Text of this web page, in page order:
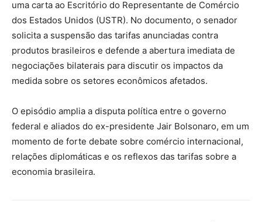
uma carta ao Escritório do Representante de Comércio
dos Estados Unidos (USTR). No documento, o senador
solicita a suspensão das tarifas anunciadas contra
produtos brasileiros e defende a abertura imediata de
negociações bilaterais para discutir os impactos da
medida sobre os setores econômicos afetados.
O episódio amplia a disputa política entre o governo
federal e aliados do ex-presidente Jair Bolsonaro, em um
momento de forte debate sobre comércio internacional,
relações diplomáticas e os reflexos das tarifas sobre a
economia brasileira.